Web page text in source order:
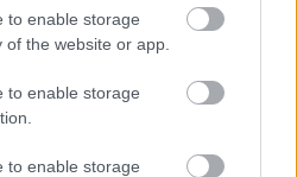
to enable storage
the website or app.
to enable storage
to enable storage